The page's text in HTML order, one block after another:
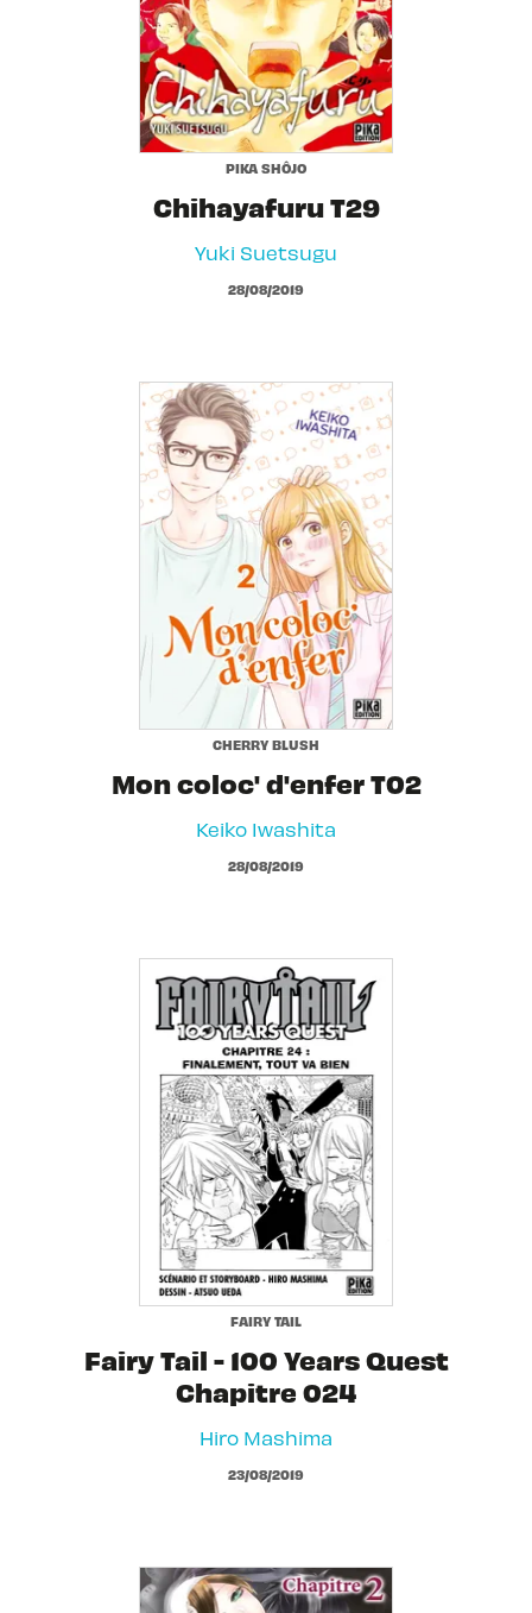
PIKA SHÔJO
Chihayafuru T29
Yuki Suetsugu
28/08/2019
CHERRY BLUSH
Mon coloc' d'enfer T02
Keiko Iwashita
28/08/2019
FAIRY TAIL
Fairy Tail - 100 Years Quest
Chapitre 024
Hiro Mashima
23/08/2019